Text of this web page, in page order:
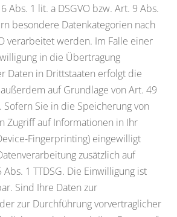
Abs. 1 lit. a DSGVO bzw. Art. 9 Abs.
besondere Datenkategorien nach
verarbeitet werden. Im Falle einer
in die Übertragung
Daten in Drittstaaten erfolgt die
auf Grundlage von Art. 49
Sofern Sie in die Speicherung von
Zugriff auf Informationen in Ihr
Fingerprinting) eingewilligt
zusätzlich auf
1 TTDSG. Die Einwilligung ist
Sind Ihre Daten zur
zur Durchführung vorvertraglicher